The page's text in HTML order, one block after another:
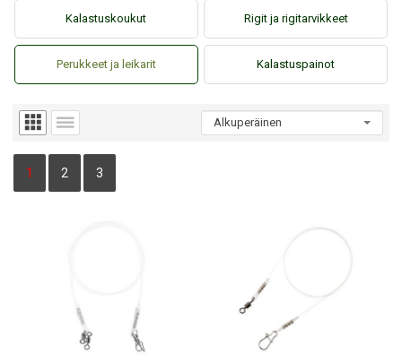
Kalastuskoukut Rigit ja rigitarvikkeet
Perukkeet ja leikarit Kalastuspainot
1 2 3